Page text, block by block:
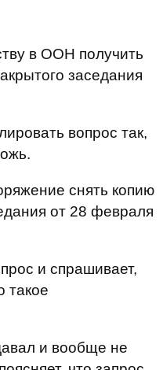
в ООН получить
заседания
вопрос так,
снять копию
от 28 февраля
и спрашивает,
такое
и вообще не